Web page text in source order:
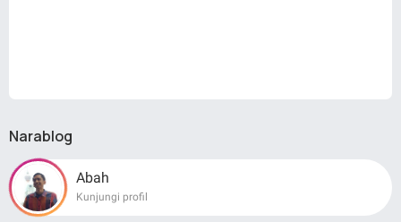
Narablog
Abah
Kunjungi profil